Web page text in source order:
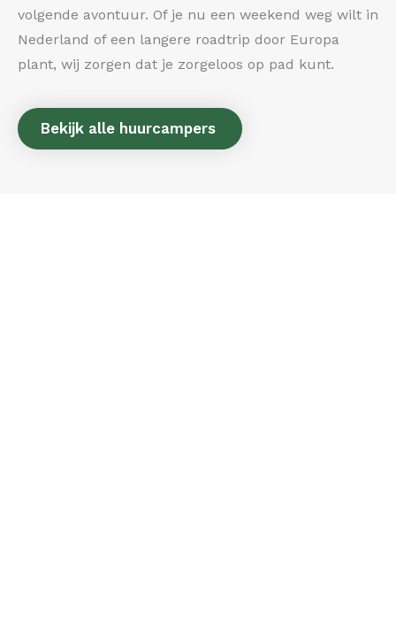
volgende avontuur. Of je nu een weekend weg wilt in
Nederland of een langere roadtrip door Europa
plant, wij zorgen dat je zorgeloos op pad kunt.
Bekijk alle huurcampers